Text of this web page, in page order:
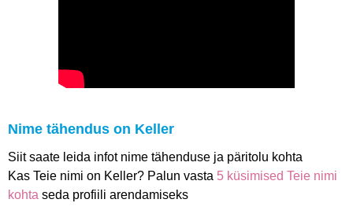
Nime tähendus on Keller
Siit saate leida infot nime tähenduse ja päritolu kohta
Kas Teie nimi on Keller? Palun vasta 5 küsimised Teie nimi
kohta seda profiili arendamiseks